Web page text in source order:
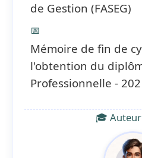
de Gestion (FASEG)
📅
Mémoire de fin de
l'obtention du
Professionnelle -
🎓